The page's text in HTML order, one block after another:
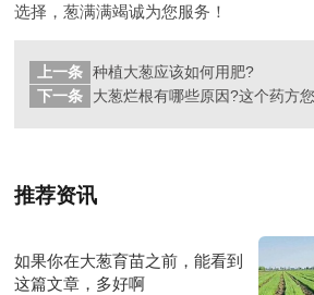
选择，葱满满竭诚为您服务！
上一条 种植大葱应该如何用肥?
下一条
推荐资讯
如果你在大葱育苗之前，能看到
这篇文章，多好啊